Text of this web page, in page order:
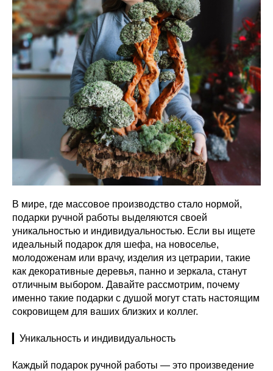
В мире, где массовое производство стало нормой,
подарки ручной работы выделяются своей
уникальностью и индивидуальностью. Если вы ищете
идеальный подарок для шефа, на новоселье,
молодоженам или врачу, изделия из цетрарии, такие
как декоративные деревья, панно и зеркала, станут
отличным выбором. Давайте рассмотрим, почему
именно такие подарки с душой могут стать настоящим
сокровищем для ваших близких и коллег.
▎Уникальность и индивидуальность
Каждый подарок ручной работы — это произведение